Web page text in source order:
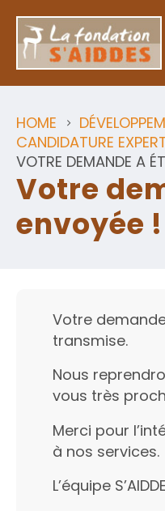
HOME
CANDIDATURE
VOTRE DEMANDE A
Votre
envoyée !
Votre
transmise.
Nous
vous très
Merci pour
à nos services.
L’équipe